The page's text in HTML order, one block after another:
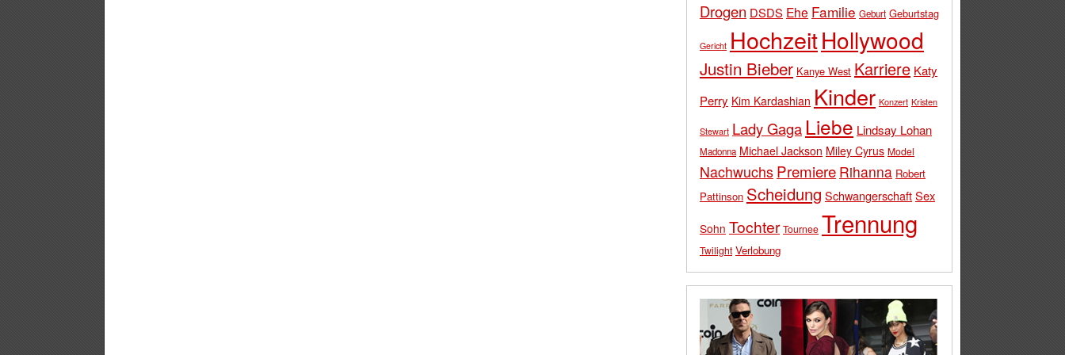
Drogen DSDS Ehe Familie Geburt Geburtstag
Gericht HochzeitHollywood
Justin Bieber Kanye West Karriere Katy
Perry Kim Kardashian Kinder Konzert Kristen
Stewart Lady Gaga Liebe Lindsay Lohan
Madonna Michael Jackson Miley Cyrus Model
Nachwuchs Premiere Rihanna Robert
Pattinson Scheidung SchwangerschaftSex
Sohn Tochter Tournee Trennung
Twilight Verlobung